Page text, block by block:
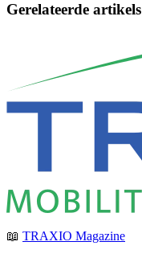
Gerelateerde artikels
📖 TRAXIO Magazine